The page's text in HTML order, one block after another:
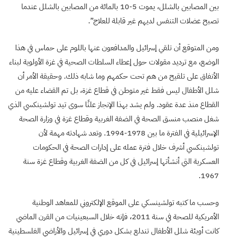
بين المصابين بالشلل، يموت 5-10 بالمائة من المصابين بالشلل عندما
تصبح عضلات التنفس لديهم غير قابلة للعلاج”.
ومن المتوقع أن تلقي إسرائيل والمدافعون عنها باللوم على حماس في هذا
الوضع، مع ترديد مقولات حول إعطاء السلطات الصحية في غزة الأولوية لبناء
الأنفاق على تلقيح من هم تحت حكمهم وما شابه ذلك. وحقيقة الأمر أن
شلل الأطفال ليس فقط غير متوطن في قطاع غزة، بل تم القضاء عليه من
القطاع منذ عدة عقود. ولم يشد بهذا الإنجاز علنًا سوى تيد تولشينكسي الذي
شغل منصب منسق الصحة في الضفة الغربية وقطاع غزة في وزارة الصحة
الإسرائيلية في الفترة ما بين 1978-1994. وتعد شهادته مهمة لأن
تولشينكسي أشرف خلال فترة عمله على إدارات الصحة في الحكومات
العسكرية التي أنشأتها إسرائيل في كل من الضفة الغربية وقطاع غزة سنة
1967.
وحسب ما كتبه تولشينسكي على الموقع الإلكتروني للمعاهد الوطنية
الأمريكية للصحة في سنة 2011، فإنه خلال السبعينيات من القرن الماضي
كانت أوبئة شلل الأطفال تندلع بشكل دوري في إسرائيل والأراضي الفلسطينية